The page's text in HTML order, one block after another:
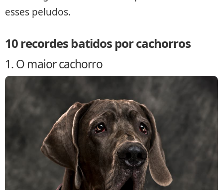
esses peludos.
10 recordes batidos por cachorros
1. O maior cachorro